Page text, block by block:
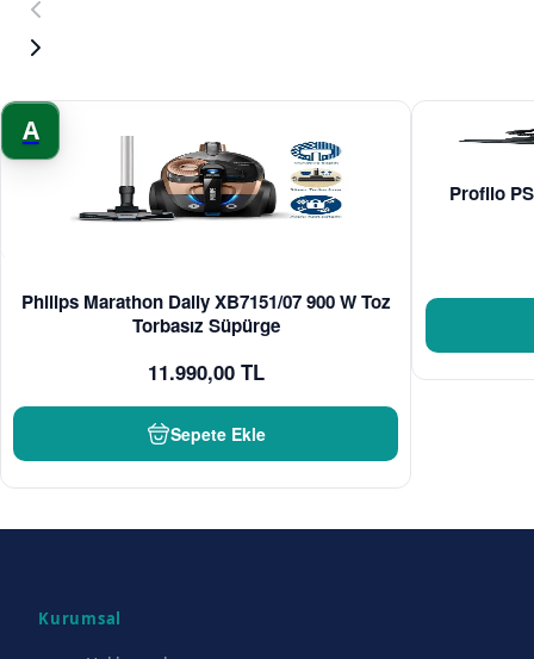
A
Philips Marathon Daily XB7151/07 900 W Toz
Torbasız Süpürge
11.990,00 TL
Sepete Ekle
Profilo
Kurumsal